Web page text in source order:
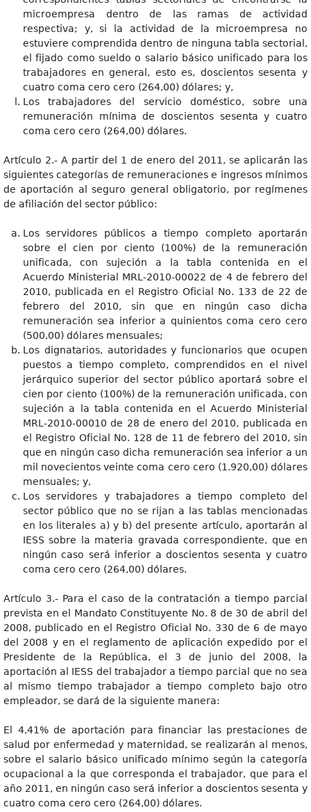
microempresa dentro de las ramas de actividad
respectiva; y, si la actividad de la microempresa no
estuviere comprendida dentro de ninguna tabla sectorial,
el fijado como sueldo o salario básico unificado para los
trabajadores en general, esto es, doscientos sesenta y
cuatro coma cero cero (264,00) dólares; y,
Los trabajadores del servicio doméstico, sobre una
remuneración mínima de doscientos sesenta y cuatro
coma cero cero (264,00) dólares.
Artículo 2.- A partir del 1 de enero del 2011, se aplicarán las
siguientes categorías de remuneraciones e ingresos mínimos
de aportación al seguro general obligatorio, por regímenes
de afiliación del sector público:
Los servidores públicos a tiempo completo aportarán
sobre el cien por ciento (100%) de la remuneración
unificada, con sujeción a la tabla contenida en el
Acuerdo Ministerial MRL-2010-00022 de 4 de febrero del
2010, publicada en el Registro Oficial No. 133 de 22 de
febrero del 2010, sin que en ningún caso dicha
remuneración sea inferior a quinientos coma cero cero
(500,00) dólares mensuales;
Los dignatarios, autoridades y funcionarios que ocupen
puestos a tiempo completo, comprendidos en el nivel
jerárquico superior del sector público aportará sobre el
cien por ciento (100%) de la remuneración unificada, con
sujeción a la tabla contenida en el Acuerdo Ministerial
MRL-2010-00010 de 28 de enero del 2010, publicada en
el Registro Oficial No. 128 de 11 de febrero del 2010, sin
que en ningún caso dicha remuneración sea inferior a un
mil novecientos veinte coma cero cero (1.920,00) dólares
mensuales; y,
Los servidores y trabajadores a tiempo completo del
sector público que no se rijan a las tablas mencionadas
en los literales a) y b) del presente artículo, aportarán al
IESS sobre la materia gravada correspondiente, que en
ningún caso será inferior a doscientos sesenta y cuatro
coma cero cero (264,00) dólares.
Artículo 3.- Para el caso de la contratación a tiempo parcial
prevista en el Mandato Constituyente No. 8 de 30 de abril del
2008, publicado en el Registro Oficial No. 330 de 6 de mayo
del 2008 y en el reglamento de aplicación expedido por el
Presidente de la República, el 3 de junio del 2008, la
aportación al IESS del trabajador a tiempo parcial que no sea
al mismo tiempo trabajador a tiempo completo bajo otro
empleador, se dará de la siguiente manera:
El 4,41% de aportación para financiar las prestaciones de
salud por enfermedad y maternidad, se realizarán al menos,
sobre el salario básico unificado mínimo según la categoría
ocupacional a la que corresponda el trabajador, que para el
año 2011, en ningún caso será inferior a doscientos sesenta y
cuatro coma cero cero (264,00) dólares.